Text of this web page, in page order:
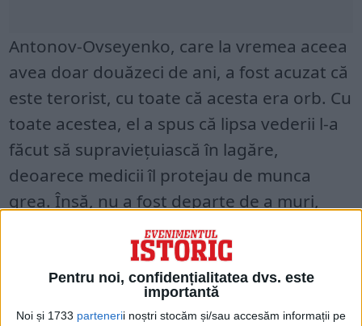
Pentru noi, confidențialitatea dvs. este
importantă
Noi și 1733 partenerii noștri stocăm și/sau accesăm informații pe
Antonov-Ovseyenko, care la vremea aceea
avea doar douăzeci de ani, a fost acuzat că
este terorist, cu toate că acesta era orb. Cu
toate acestea, el a spus că lipsa vederii l-a
făcut să supraviețuiască în lagăre,
deoarece medicii îl protejau de munca
grea. Însă, nu a fost departe de a muri,
însă de această dată din cauza foametei.
„300.000 de oameni au murit în lagăre într-
un an. Ne-au dat porții mici de carne și unt,
dar chiar și astea erau luate de criminalii